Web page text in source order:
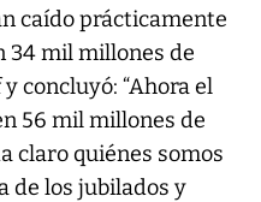
caído prácticamente
34 mil millones de
concluyó: “Ahora el
56 mil millones de
claro quiénes somos
de los jubilados y